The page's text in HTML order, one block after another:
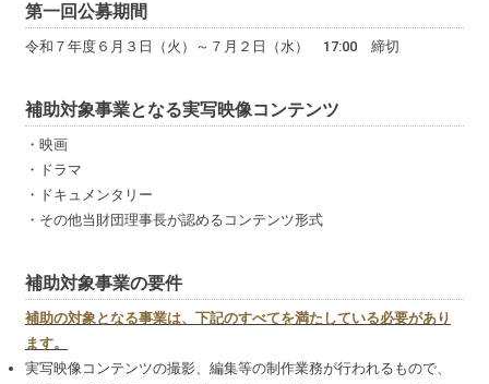
第一回公募期間
令和７年度６月３日（火）～７月２日（水） 17:00 締切
補助対象事業となる実写映像コンテンツ
・映画
・ドラマ
・ドキュメンタリー
・その他当財団理事長が認めるコンテンツ形式
補助対象事業の要件
補助の対象となる事業は、下記のすべてを満たしている必要があり
ます。
実写映像コンテンツの撮影、編集等の制作業務が行われるもので、